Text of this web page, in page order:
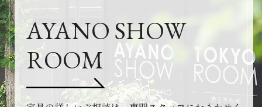
AYANO SHOW
ROOM